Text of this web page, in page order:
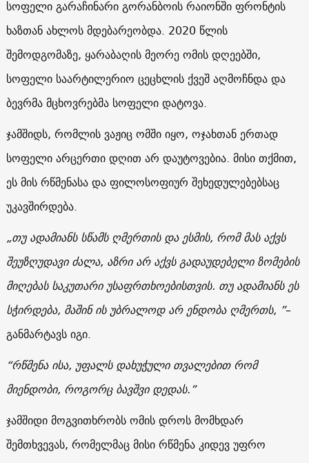
სოფელი გარაჩინარი გორანბოის რაიონში ფრონტის
ხაზთან ახლოს მდებარეობდა. 2020 წლის
შემოდგომაზე, ყარაბაღის მეორე ომის დღეებში,
სოფელი საარტილერიო ცეცხლის ქვეშ აღმოჩნდა და
ბევრმა მცხოვრებმა სოფელი დატოვა.
ჯამშიდს, რომლის ვაჟიც ომში იყო, ოჯახთან ერთად
სოფელი არცერთი დღით არ დაუტოვებია. მისი თქმით,
ეს მის რწმენასა და ფილოსოფიურ შეხედულებებსაც
უკავშირდება.
„თუ ადამიანს სწამს ღმერთის დაესმის, რომ მას აქვს
შეუზღუდავი ძალა, აზრი არ აქვსგადაუდებელი ზომების
მიღებას საკუთარიუსაფრთხოებისთვის. თუ ადამიანსეს
სჭირდება, მაშინ ისუბრალოდ არენდობა ღმერთს, ”–
განმარტავს იგი.
“რწმენა ისა, უფალს დახუჭული თვალებით რომ
მიენდობი, როგორც ბავშვი დედას.”
ჯამშიდი მოგვითხრობს ომის დროს მომხდარ
შემთხვევას, რომელმაც მისი რწმენა კიდევ უფრო